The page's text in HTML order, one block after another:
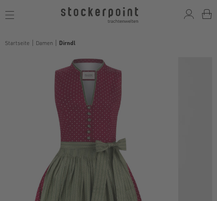
Toggle
Startseite Damen Dirndl